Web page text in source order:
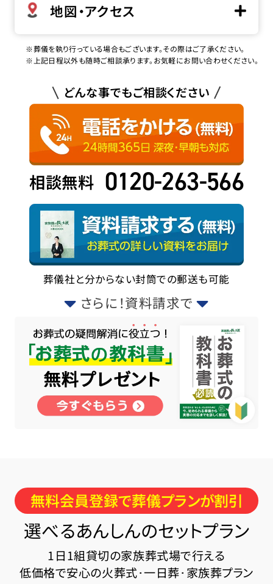
地図・アクセス
※葬儀を執り行っている場合もございます。その際はご了承ください。
※上記日程以外も随時ご相談承ります。お気軽にお問い合わせください。
どんな事でもご相談ください
相談無料 0120-263-566
葬儀社と分からない封筒での郵送も可能
さらに！資料請求で
無料会員登録で葬儀プランが割引
選べるあんしんのセットプラン
1日1組貸切の家族葬式場で行える
低価格で安心の火葬式･一日葬･家族葬プラン